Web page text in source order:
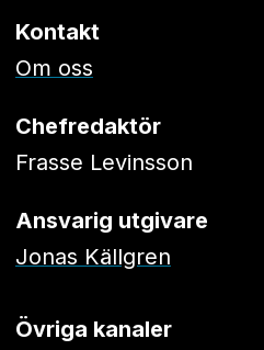
Kontakt
Om oss
Chefredaktör
Frasse Levinsson
Ansvarig utgivare
Jonas Källgren
Övriga kanaler